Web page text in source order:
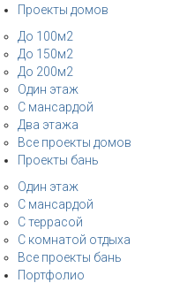
Проекты домов
До 100м2
До 150м2
До 200м2
Один этаж
С мансардой
Два этажа
Все проекты домов
Проекты бань
Один этаж
С мансардой
С террасой
С комнатой отдыха
Все проекты бань
Портфолио